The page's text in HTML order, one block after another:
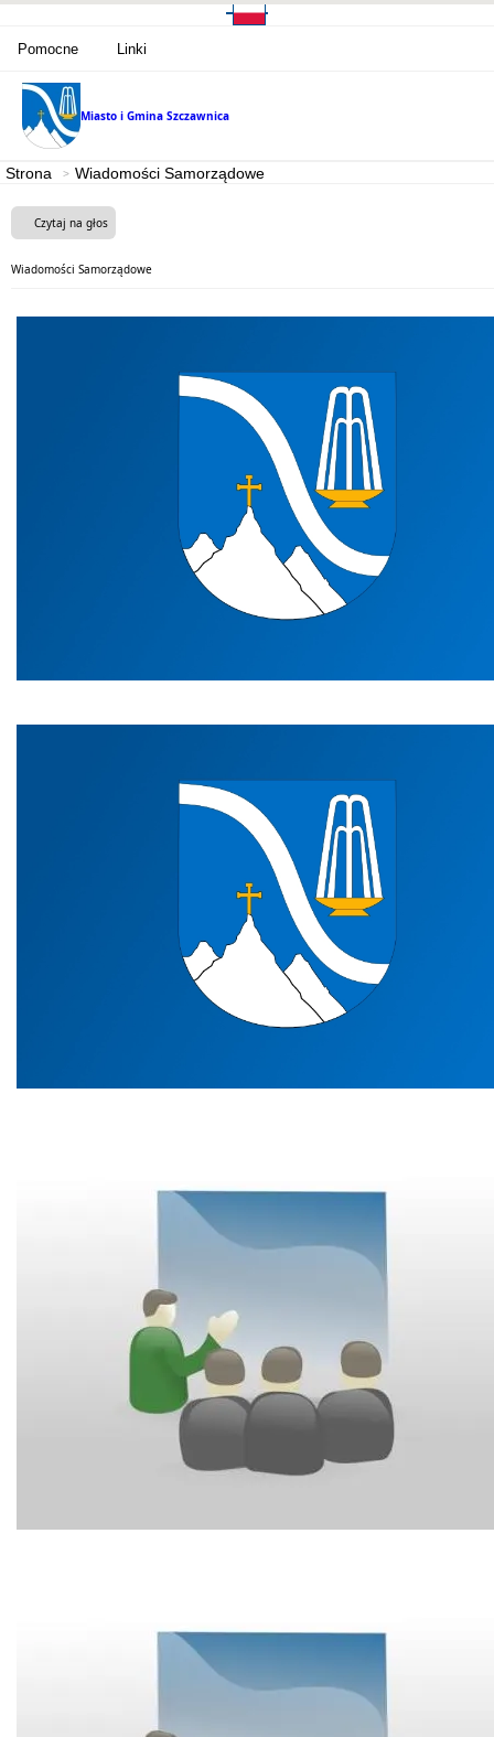
Pomocne Linki
Miasto i Gmina Szczawnica
Strona Wiadomości Samorządowe
Czytaj na głos
Wiadomości Samorządowe